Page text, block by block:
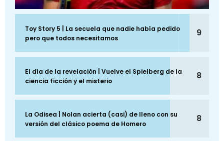
Toy Story 5 | La secuela que nadie había pedido
pero que todos necesitamos
9
El día de la revelación | Vuelve el Spielberg de la
ciencia ficción y el misterio
8
La Odisea | Nolan acierta (casi) de lleno con su
versión del clásico poema de Homero
8